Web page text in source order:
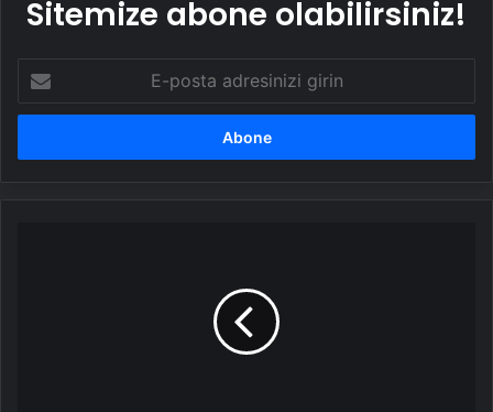
Sitemize abone olabilirsiniz!
posta
adresinizi